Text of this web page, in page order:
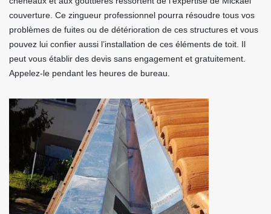
couverture. Ce zingueur professionnel pourra résoudre tous vos
problèmes de fuites ou de détérioration de ces structures et vous
pouvez lui confier aussi l’installation de ces éléments de toit. Il
peut vous établir des devis sans engagement et gratuitement.
Appelez-le pendant les heures de bureau.